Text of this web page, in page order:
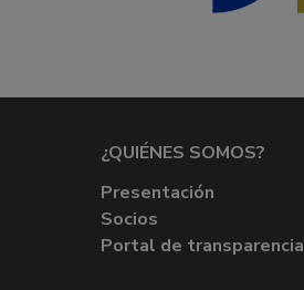
¿QUIÉNES SOMOS?
Presentación
Socios
Portal de transparencia